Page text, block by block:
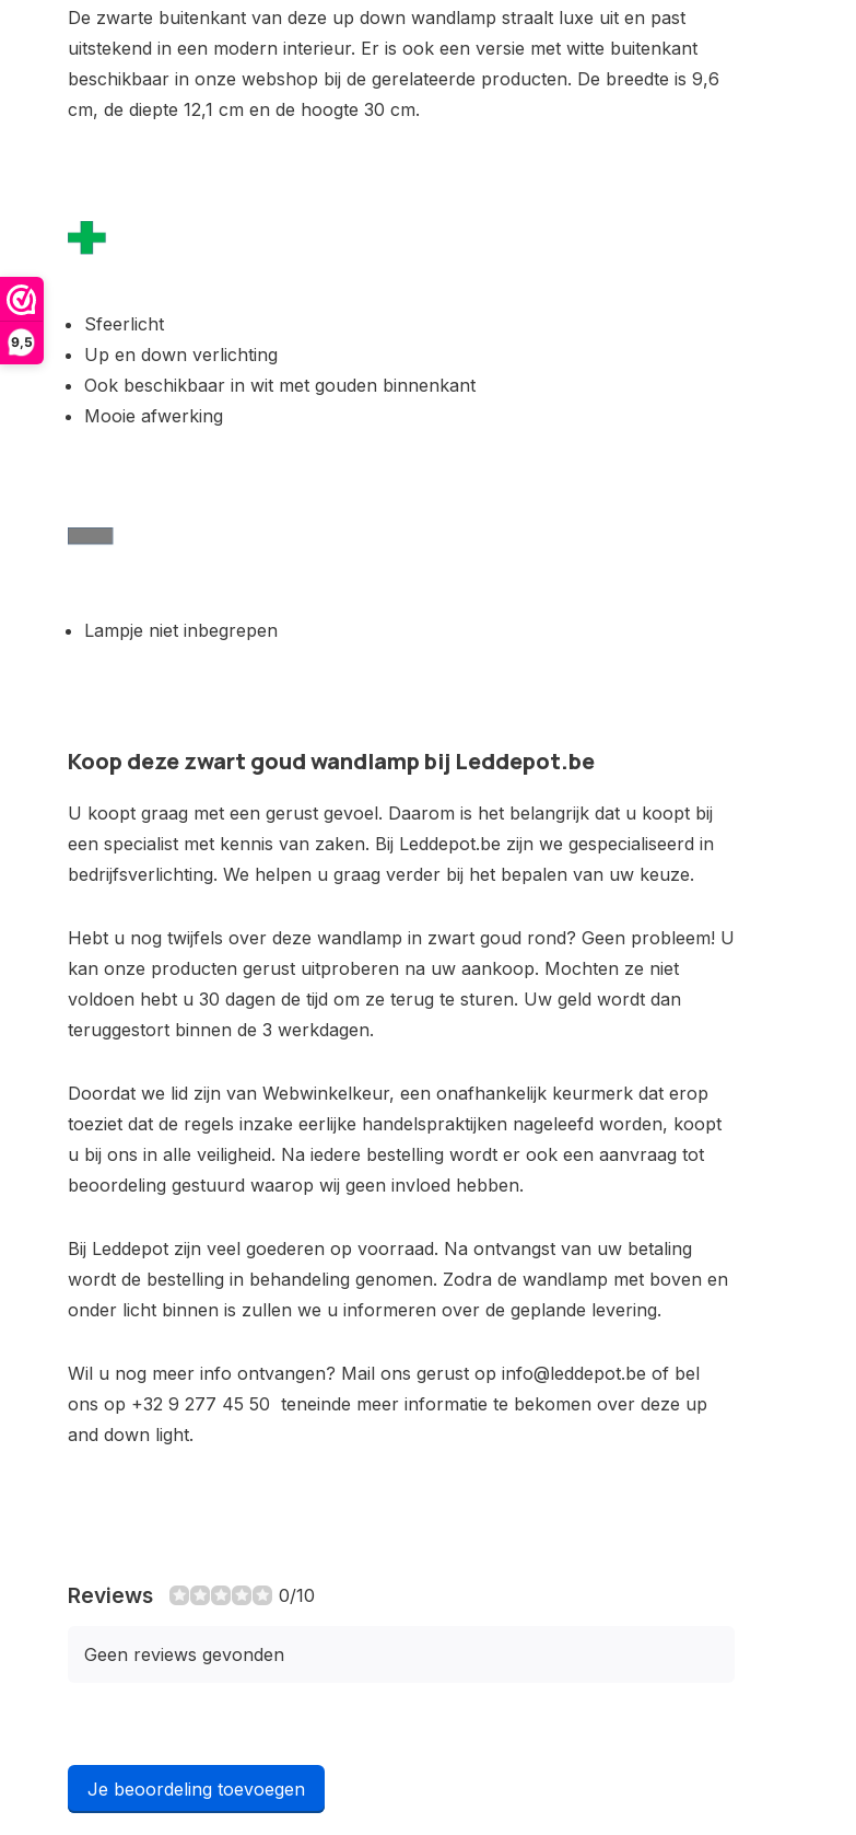
9,5
De zwarte buitenkant van deze up down wandlamp straalt luxe uit en past
uitstekend in een modern interieur. Er is ook een versie met witte buitenkant
beschikbaar in onze webshop bij de gerelateerde producten. De breedte is 9,6
cm, de diepte 12,1 cm en de hoogte 30 cm.
Sfeerlicht
Up en down verlichting
Ook beschikbaar in wit met gouden binnenkant
Mooie afwerking
Lampje niet inbegrepen
Koop deze zwart goud wandlamp bij Leddepot.be
U koopt graag met een gerust gevoel. Daarom is het belangrijk dat u koopt bij
een specialist met kennis van zaken. Bij Leddepot.be zijn we gespecialiseerd in
bedrijfsverlichting. We helpen u graag verder bij het bepalen van uw keuze.
Hebt u nog twijfels over deze wandlamp in zwart goud rond? Geen probleem! U
kan onze producten gerust uitproberen na uw aankoop. Mochten ze niet
voldoen hebt u 30 dagen de tijd om ze terug te sturen. Uw geld wordt dan
teruggestort binnen de 3 werkdagen.
Doordat we lid zijn van Webwinkelkeur, een onafhankelijk keurmerk dat erop
toeziet dat de regels inzake eerlijke handelspraktijken nageleefd worden, koopt
u bij ons in alle veiligheid. Na iedere bestelling wordt er ook een aanvraag tot
beoordeling gestuurd waarop wij geen invloed hebben.
Bij Leddepot zijn veel goederen op voorraad. Na ontvangst van uw betaling
wordt de bestelling in behandeling genomen. Zodra de wandlamp met boven en
onder licht binnen is zullen we u informeren over de geplande levering.
Wil u nog meer info ontvangen? Mail ons gerust op info@leddepot.be of bel
ons op +32 9 277 45 50 teneinde meer informatie te bekomen over deze up
and down light.
Reviews 0/10
Geen reviews gevonden
Je beoordeling toevoegen